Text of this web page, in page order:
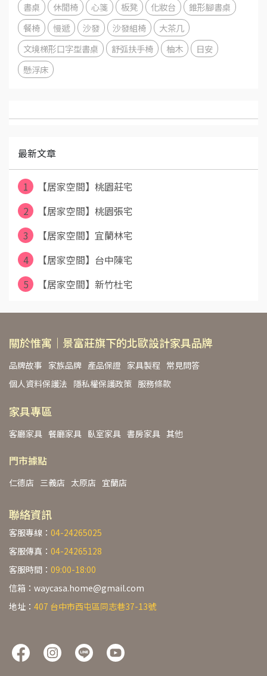
書桌
休閒椅 心箋 板凳 化妝台
錐形腳書桌
餐椅
慢遞 沙發 沙發組椅
大茶几
文境梯形口字型書桌
舒弧扶手椅 柚木
日安
懸浮床
最新文章
1
【居家空間】桃園莊宅
2
【居家空間】桃園張宅
3
【居家空間】宜蘭林宅
4
【居家空間】台中陳宅
5
【居家空間】新竹杜宅
關於惟寓｜景富莊旗下的北歐設計家具品牌
品牌故事 家族品牌 產品保證 家具製程 常見問答
個人資料保護法 隱私權保護政策 服務條款
家具專區
客廳家具 餐廳家具 臥室家具 書房家具 其他
門市據點
仁德店 三義店 太原店 宜蘭店
聯絡資訊
客服專線： 04-24265025
客服傳真： 04-24265128
客服時間： 09:00-18:00
信箱：waycasa.home@gmail.com
地址： 407 台中市西屯區同志巷37-13號